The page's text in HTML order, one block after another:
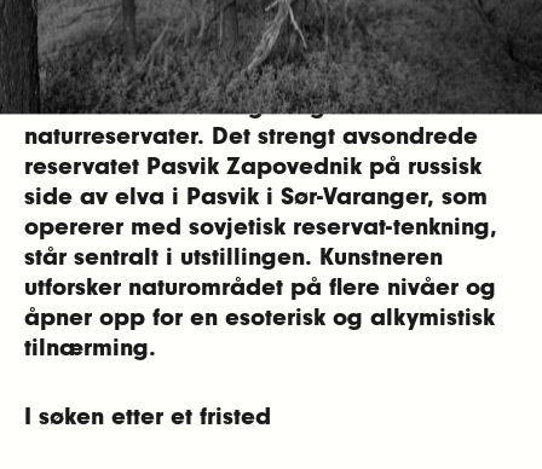
Espen Sommer Eides utstillingWild Music
Reserve (Pasvik)kombinerer musikk, lyd,
video og grafiske trykk, som er resultater
av kunstnerens mangeårige interesse for
naturreservater. Det strengt avsondrede
reservatet Pasvik Zapovednik på russisk
side av elva i Pasvik i Sør-Varanger, som
opererer med sovjetisk reservat-tenkning,
står sentralt i utstillingen. Kunstneren
utforsker naturområdet på flere nivåer og
åpner opp for en esoterisk og alkymistisk
tilnærming.
I søken etter et fristed